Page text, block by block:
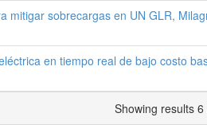
mitigar sobrecargas en UN GLR,
en tiempo real de bajo costo
Showing results 6